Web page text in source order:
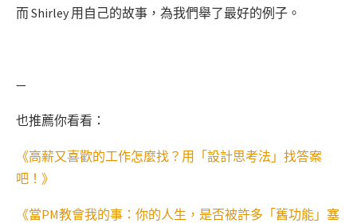
而 Shirley 用自己的故事，為我們舉了最好的例子。
—
也推薦你看看：
《高薪又喜歡的工作怎麼找？用「設計思考法」找答案
吧！》
《當PM教會我的事：你的人生，是否被許多「舊功能」塞